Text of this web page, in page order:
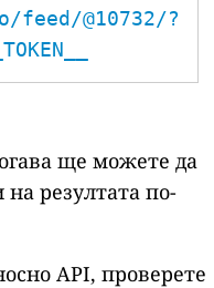
@10732/?
ще можете да
резултата по-
API, проверете